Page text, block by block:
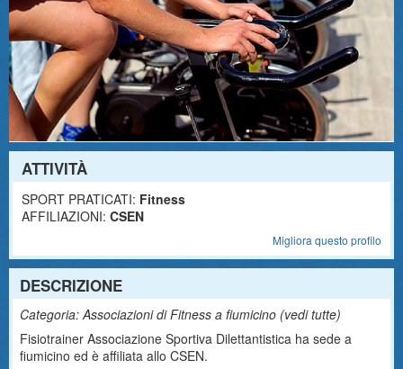
ATTIVITÀ
SPORT PRATICATI: Fitness
AFFILIAZIONI: CSEN
Migliora questo profilo
DESCRIZIONE
Categoria: Associazioni di Fitness a fiumicino (vedi tutte)
Fisiotrainer Associazione Sportiva Dilettantistica ha sede a
fiumicino ed è affiliata allo CSEN.